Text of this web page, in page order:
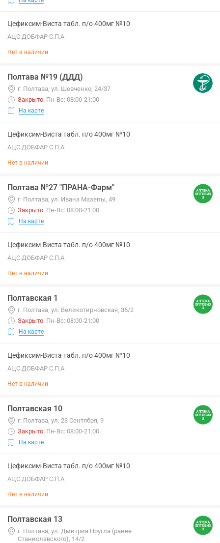
Цефиксим-Виста табл. п/о 400мг №10
АЦС ДОБФАР С.П.А
Нет в наличии
Полтава №19 (ДДД)
г. Полтава, ул. Шевченко, 24/37
Закрыто. Пн-Вс: 08:00-21:00
На карте
Цефиксим-Виста табл. п/о 400мг №10
АЦС ДОБФАР С.П.А
Нет в наличии
Полтава №27 "ПРАНА-Фарм"
г. Полтава, ул. Ивана Мазепы, 49
Закрыто. Пн-Вс: 08:00-21:00
На карте
Цефиксим-Виста табл. п/о 400мг №10
АЦС ДОБФАР С.П.А
Нет в наличии
Полтавская 1
г. Полтава, ул. Великотирновская, 35/2
Закрыто. Пн-Вс: 08:00-21:00
На карте
Цефиксим-Виста табл. п/о 400мг №10
АЦС ДОБФАР С.П.А
Нет в наличии
Полтавская 10
г. Полтава, ул. 23 Сентября, 9
Закрыто. Пн-Вс: 08:00-21:00
На карте
Цефиксим-Виста табл. п/о 400мг №10
АЦС ДОБФАР С.П.А
Нет в наличии
Полтавская 13
г. Полтава, ул. Дмитрия Пругла (ранее
Станиславского), 14/2